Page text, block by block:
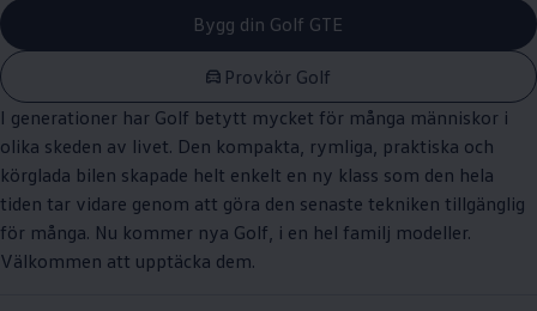
Bygg din Golf GTE
Provkör Golf
I generationer har Golf betytt mycket för många människor i
olika skeden av livet. Den kompakta, rymliga, praktiska och
körglada bilen skapade helt enkelt en ny klass som den hela
tiden tar vidare genom att göra den senaste tekniken tillgänglig
för många. Nu kommer nya Golf, i en hel familj modeller.
Välkommen att upptäcka dem.